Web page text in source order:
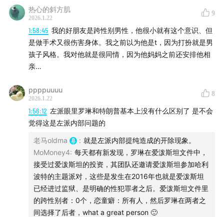
实质罪行和程序瑕疵
逃犯权利剥夺原则
瑞士拒绝引渡
美方拒绝提供证据
诚实信用原则大于引渡义务
欧洲人权公约
波兰法官和司法部长之争
法律和道德两个层面
波兰斯基的受害者叙事
拍《我控诉》自比德雷福斯
01:23:21梅尔·吉布森的口嗨
无差别扫射：反犹、反同、反黑、歧视女性
这个事件里里Wade Robson比较有说头，他在1993年乔迪
钱德勒案件和2005年加文阿维佐案件均在法庭上作证MJ的
清白，而他现在说自己当时被威胁和诱导。MJ曾经的辩护律
师说Wade经历过严格的交叉盘问，且作为MJ强有力的证人
被安排第一位出场，他现在的说辞是对司法界的侮辱。（另
外，他和MJ的侄女交往了7年，插足过小甜甜布兰妮和贾斯
一Neverland的火车站，当时甚至还没有建起来。（两人的
证词错误和逻辑谬误还有很多）
一位年轻的加拿大华裔导演吴越在舆论的影响下相信MJ是有
罪的，但他并没有止步于媒体和指控者的讲述，而是开始查
找资料，拍出了纪录片《原初真相》（B站上有），《原初真
相》聚焦1993年的指控案：乔迪钱德勒的亲生父亲埃文为了
利益（有录音证据）对乔迪注射药物，引发乔迪的记忆混
乱，作出猥亵指控。媒体和大众经常质疑的是为什么要民事
和解？纪录片告诉我们，刑事调查一直没有进展，与此同时
民事诉讼在一直推进，原告推动民事诉讼先于刑事诉讼，以
热心的斜方肌
2026.1.22
9
1:58:45 我的好朋友是跨性别男性，他很小就有这个意识、但
是做手术又很伤害身体。我之前以为他是t，因为打扮就是男
孩子风格。我对他就是很同情，因为他妈妈之前还安排他相
亲…
ppppuuuu
2026.1.22
8
1:56:12 左派眼里罗琳和特朗普基本上没有什么区别了 是不会
觉得这是左派内部问题的
老马oldma : 就是左派内部提纯造成的开除现象。
MoMoney4: 每天都有新发现，罗琳在爱泼斯坦文件中，
接受过爱泼斯坦的投资，其团队还邀请爱泼斯坦参加哈利
波特的主题派对，这些是发生在2016年也就是爱泼斯坦
已经进过监狱、是明确的性犯罪者之后。爱泼斯坦文件里
的跨性别者：0个，恋童癖：所有人，然后罗琳在两者之
间选择了后者，what a great person 🙂